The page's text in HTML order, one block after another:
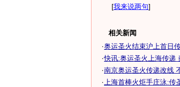
[我来说两句]
相关新闻
·奥运圣火结束沪上首日
·快讯:奥运圣火上海传递
·南京奥运圣火传递改线
· 上海首棒火炬手庄泳: